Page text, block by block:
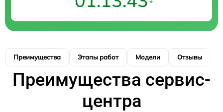
Преимущества Этапы работ Модели Отзывы
Преимущества сервис-
центра